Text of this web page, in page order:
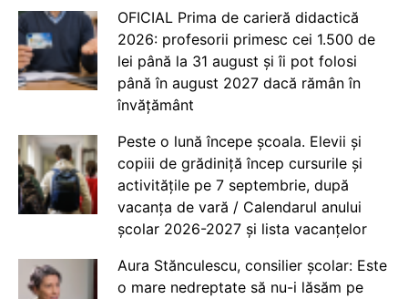
OFICIAL Prima de carieră didactică
2026: profesorii primesc cei 1.500 de
lei până la 31 august și îi pot folosi
până în august 2027 dacă rămân în
învățământ
Peste o lună începe școala. Elevii și
copiii de grădiniță încep cursurile și
activitățile pe 7 septembrie, după
vacanța de vară / Calendarul anului
școlar 2026-2027 și lista vacanțelor
Aura Stănculescu, consilier școlar: Este
o mare nedreptate să nu-i lăsăm pe